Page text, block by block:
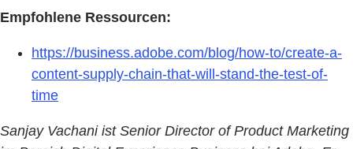
Empfohlene Ressourcen:
https://business.adobe.com/blog/how-to/create-a-
content-supply-chain-that-will-stand-the-test-of-
time
Sanjay Vachani ist Senior Director of Product Marketing